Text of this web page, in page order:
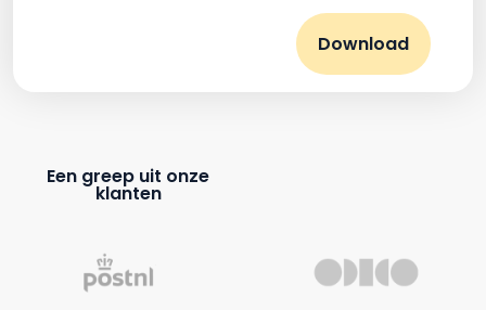
Een greep uit onze
klanten